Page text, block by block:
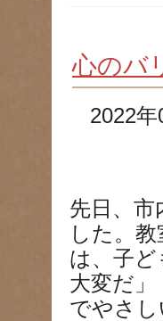
心のバ
2022
先日、
した。
は、子
大変だ
でやさ